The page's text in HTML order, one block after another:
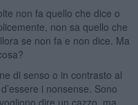
non fa quello che dice o
non sa quello che
se non fa e non dice. Ma
di senso o in contrasto al
i nonsense. Sono
dire un cazzo, ma